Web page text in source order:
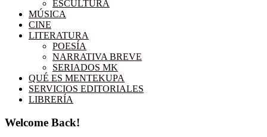
ESCULTURA
MÚSICA
CINE
LITERATURA
POESÍA
NARRATIVA BREVE
SERIADOS MK
QUÉ ES MENTEKUPA
SERVICIOS EDITORIALES
LIBRERÍA
Welcome Back!